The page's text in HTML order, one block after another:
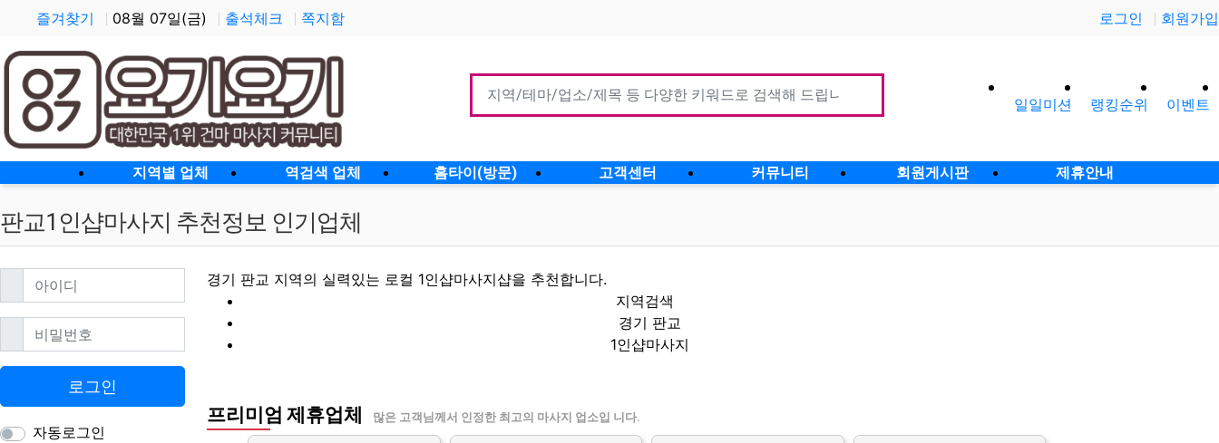
즐겨찾기 08월 07일(금) 출석체크 쪽지함 로그인 회원가입
일일미션 랭킹순위 이벤트
지역별 업체 역검색 업체 홈타이(방문) 고객센터 커뮤니티 회원게시판 제휴안내
판교1인샵마사지 추천정보 인기업체
경기 판교 지역의 실력있는 로컬 1인샵마사지샵을 추천합니다.
지역검색
경기 판교
1인샵마사지
프리미엄 제휴업체 많은 고객님께서 인정한 최고의 마사지 업소입 니다.
아이디필수
비밀번호필수
로그인
자동로그인